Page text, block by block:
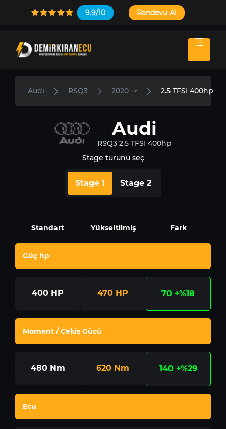
9.9/10 Randevu Al
Audi RSQ3 2020 -> 2.5 TFSI 400hp
Audi
RSQ3 2.5 TFSI 400hp
Stage türünü seç
Stage 1 Stage 2
Standart Yükseltilmiş Fark
Güç hp
400 HP 470 HP 70 +%18
Moment / Çekiş Gücü
480 Nm 620 Nm 140 +%29
Ecu